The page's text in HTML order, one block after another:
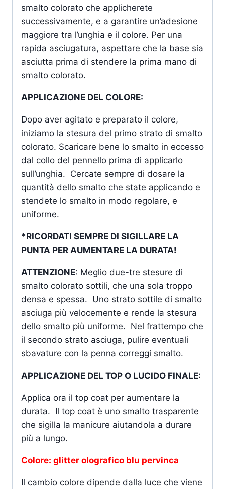
smalto colorato che applicherete
successivamente, e a garantire un’adesione
maggiore tra l’unghia e il colore. Per una
rapida asciugatura, aspettare che la base sia
asciutta prima di stendere la prima mano di
smalto colorato.
APPLICAZIONE DEL COLORE:
Dopo aver agitato e preparato il colore,
iniziamo la stesura del primo strato di smalto
colorato. Scaricare bene lo smalto in eccesso
dal collo del pennello prima di applicarlo
sull’unghia. Cercate sempre di dosare la
quantità dello smalto che state applicando e
stendete lo smalto in modo regolare, e
uniforme.
*RICORDATI SEMPRE DI SIGILLARE LA
PUNTA PER AUMENTARE LA DURATA!
ATTENZIONE: Meglio due-tre stesure di
smalto colorato sottili, che una sola troppo
densa e spessa. Uno strato sottile di smalto
asciuga più velocemente e rende la stesura
dello smalto più uniforme. Nel frattempo che
il secondo strato asciuga, pulire eventuali
sbavature con la penna correggi smalto.
APPLICAZIONE DEL TOP O LUCIDO FINALE:
Applica ora il top coat per aumentare la
durata. Il top coat è uno smalto trasparente
che sigilla la manicure aiutandola a durare
più a lungo.
Colore: glitter olografico blu pervinca
Il cambio colore dipende dalla luce che viene